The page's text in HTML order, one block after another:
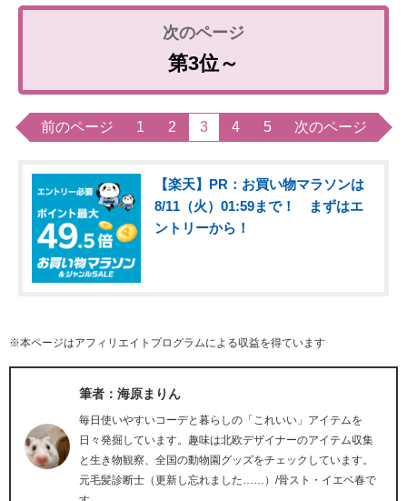
第3位～
前のページ 1 2 3 4 5 次のページ
【楽天】PR：お買い物マラソンは
8/11（火）01:59まで！ まずはエ
ントリーから！
※本ページはアフィリエイトプログラムによる収益を得ています
筆者：海原まりん
毎日使いやすいコーデと暮らしの「これいい」アイテムを
日々発掘しています。趣味は北欧デザイナーのアイテム収集
と生き物観察、全国の動物園グッズをチェックしています。
元毛髪診断士（更新し忘れました……）/骨スト・イエベ春で